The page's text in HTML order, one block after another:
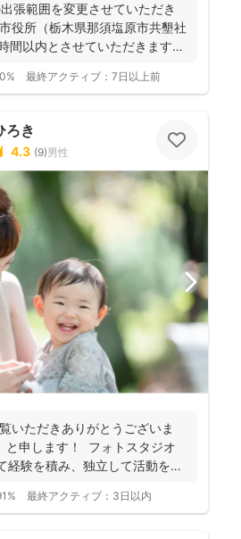
張範囲を変更させていただき
役所（栃木県那須塩原市共墾社
間以内とさせていただきます。
最終アクティブ： 7日以上前
き
4.3 (9)男性
いただきありがとうございま
と申します！ フォトスタジオ
経験を積み、独立して活動を始
最終アクティブ： 3日以内